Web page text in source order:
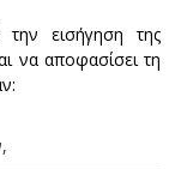
εισήγηση της
να αποφασίσει τη